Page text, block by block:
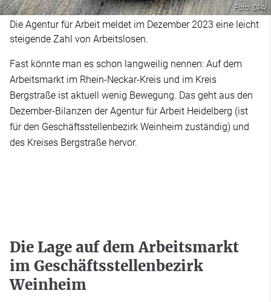
Foto: DPA
Die Agentur für Arbeit meldet im Dezember 2023 eine leicht
steigende Zahl von Arbeitslosen.
Fast könnte man es schon langweilig nennen: Auf dem
Arbeitsmarkt im Rhein-Neckar-Kreis und im Kreis
Bergstraße ist aktuell wenig Bewegung. Das geht aus den
Dezember-Bilanzen der Agentur für Arbeit Heidelberg (ist
für den Geschäftsstellenbezirk Weinheim zuständig) und
des Kreises Bergstraße hervor.
Die Lage auf dem Arbeitsmarkt
im Geschäftsstellenbezirk
Weinheim